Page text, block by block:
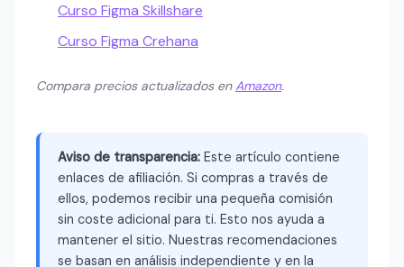
Curso Figma Skillshare
Curso Figma Crehana
Compara precios actualizados enAmazon.
Aviso de transparencia: Este artículo contiene
enlaces de afiliación. Si compras a través de
ellos, podemos recibir una pequeña comisión
sin coste adicional para ti. Esto nos ayuda a
mantener el sitio. Nuestras recomendaciones
se basan en análisis independiente y en la